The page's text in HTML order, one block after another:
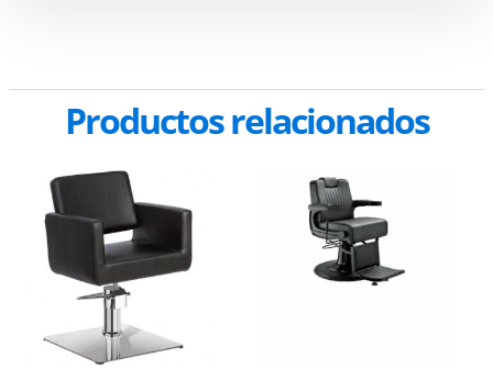
Productos relacionados